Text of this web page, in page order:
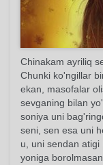
Chinakam ayriliq
Chunki ko'ngillar
ekan, masofalar
sevganing bilan
soniya uni
seni, sen esa uni
u, uni sendan atigi
yoniga